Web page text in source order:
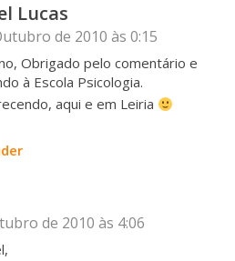
Lucas
de 2010 às 0:15
Obrigado pelo comentário e
à Escola Psicologia.
aqui e em Leiria
de 2010 às 4:06